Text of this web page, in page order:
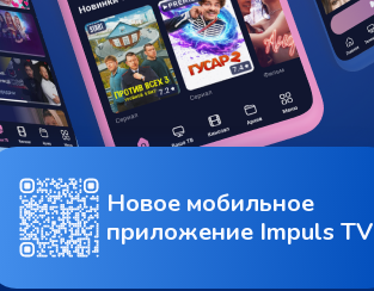
Новое мобильное
приложение Impuls TV